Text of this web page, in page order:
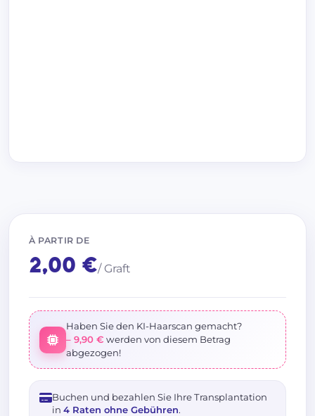
À PARTIR DE
2,00 €/ Graft
Haben Sie den KI-Haarscan gemacht?
– 9,90 € werden von diesem Betrag
abgezogen!
Buchen und bezahlen Sie Ihre Transplantation
in 4 Raten ohne Gebühren.